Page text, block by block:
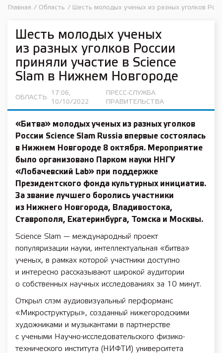
Главная / Область / Шесть молодых ученых из разных уголков
Шесть молодых ученых
из разных уголков России
приняли участие в Science
Slam в Нижнем Новгороде
ОБЛАСТЬ
17:06,
10/10/2022
ПРЕСС-СЛУЖБА
ПРАВИТЕЛЬСТВА
«Битва» молодых ученых из разных уголков
России Science Slam Russia впервые состоялась
в Нижнем Новгороде 8 октября. Мероприятие
было организовано Парком науки ННГУ
«Лобачевский Lab» при поддержке
Президентского фонда культурных инициатив.
За звание лучшего боролись участники
из Нижнего Новгорода, Владивостока,
Ставрополя, Екатеринбурга, Томска и Москвы.
Science Slam — международный проект
популяризации науки, интеллектуальная «битва»
ученых, в рамках которой участники доступно
и интересно рассказывают широкой аудитории
о собственных научных исследованиях за 10 минут.
Открыл слэм аудиовизуальный перформанс
«Микроструктуры», созданный нижегородскими
художниками и музыкантами в партнерстве
с учеными Научно-исследовательского физико-
технического института (НИФТИ) университета